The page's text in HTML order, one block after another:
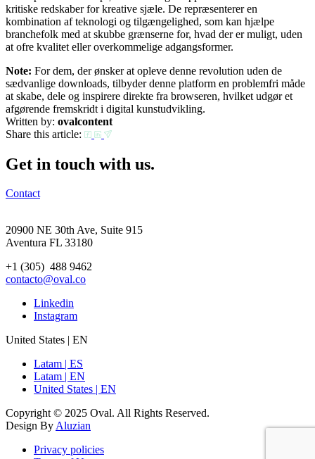
kritiske redskaber for kreative sjæle. De repræsenterer en
kombination af teknologi og tilgængelighed, som kan hjælpe
branchefolk med at skubbe grænserne for, hvad der er muligt, uden
at ofre kvalitet eller overkommelige adgangsformer.
Note: For dem, der ønsker at opleve denne revolution uden de
sædvanlige downloads, tilbyder denne platform en problemfri måde
at skabe, dele og inspirere direkte fra browseren, hvilket udgør et
afgørende fremskridt i digital kunstudvikling.
Written by: ovalcontent
Share this article:
Get in touch with us.
Contact
20900 NE 30th Ave, Suite 915
Aventura FL 33180
+1 (305) 488 9462
contacto@oval.co
Linkedin
Instagram
United States | EN
Latam | ES
Latam | EN
United States | EN
Copyright © 2025 Oval. All Rights Reserved.
Design ByAluzian
Privacy policies